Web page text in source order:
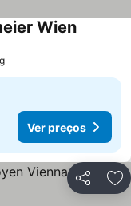
Wien
Ver preços
Partilhar